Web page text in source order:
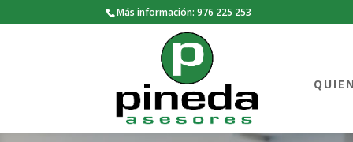
Más información: 976 225 253